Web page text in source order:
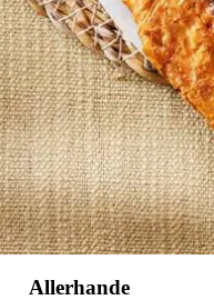
Allerhande